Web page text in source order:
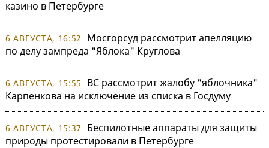
казино в Петербурге
6 АВГУСТА, 16:52
Мосгорсуд рассмотрит апелляцию
по делу зампреда "Яблока" Круглова
6 АВГУСТА, 15:55
ВС рассмотрит жалобу "яблочника"
Карпенкова на исключение из списка в Госдуму
6 АВГУСТА, 15:37
Беспилотные аппараты для защиты
природы протестировали в Петербурге